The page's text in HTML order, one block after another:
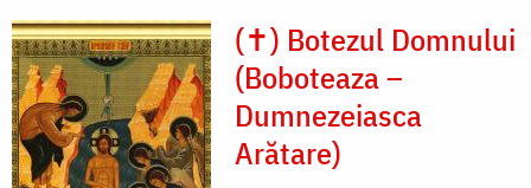
(✝) Botezul Domnului
(Boboteaza –
Dumnezeiasca
Arătare)